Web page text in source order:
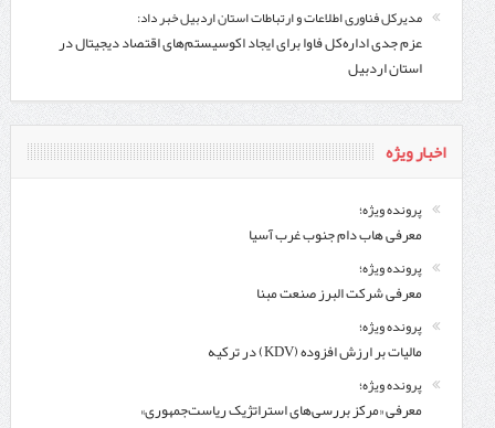
مدیرکل فناوری اطلاعات و ارتباطات استان اردبیل خبر داد:
عزم جدی اداره‌کل فاوا برای ایجاد اکوسیستم‌های اقتصاد دیجیتال در
استان اردبیل
اخبار ویژه
پرونده ویژه؛
معرفی هاب دام جنوب غرب آسیا
پرونده ویژه؛
معرفی شركت البرز صنعت مبنا
پرونده ویژه؛
مالیات بر ارزش افزوده (KDV) در ترکیه
پرونده ویژه؛
معرفی «مرکز بررسی‌های استراتژیک ریاست‌جمهوری»